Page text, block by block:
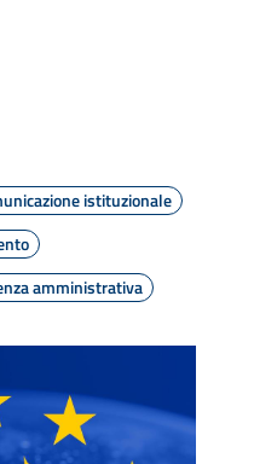
istituzionale
amministrativa